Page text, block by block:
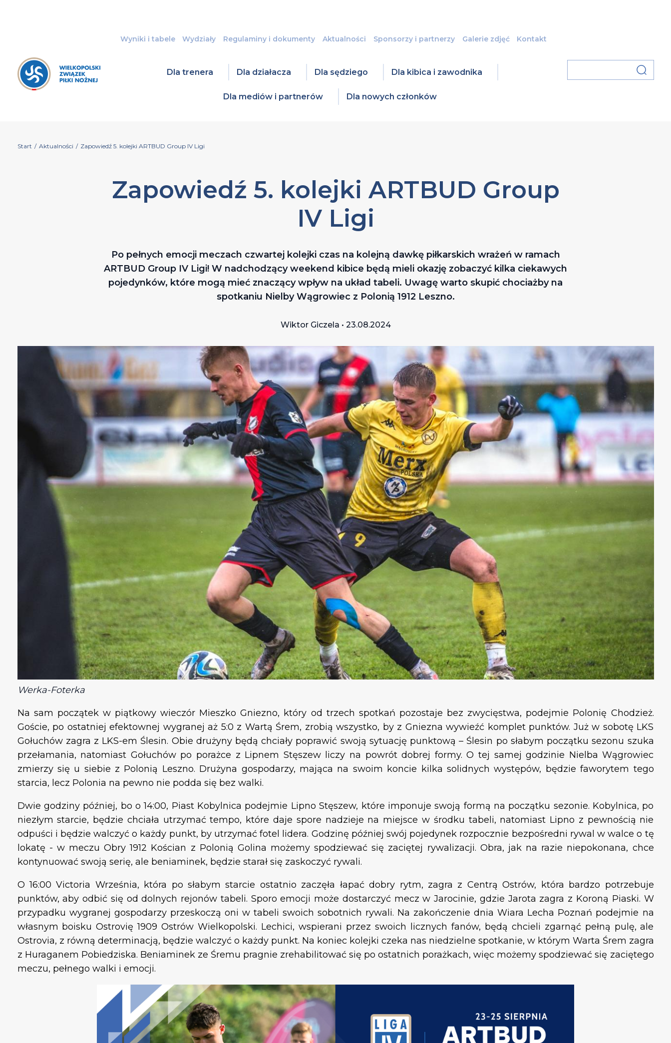
Wyniki i tabele Wydziały Regulaminy i dokumenty Aktualności Sponsorzy i partnerzy Galerie zdjęć Kontakt
Dla trenera Dla działacza Dla sędziego Dla kibica i zawodnika
Dla mediów i partnerów Dla nowych członków
Start / Aktualności / Zapowiedź 5. kolejki ARTBUD Group IV Ligi
Zapowiedź 5. kolejki ARTBUD Group
IV Ligi
Po pełnych emocji meczach czwartej kolejki czas na kolejną dawkę piłkarskich wrażeń w ramach
ARTBUD Group IV Ligi! W nadchodzący weekend kibice będą mieli okazję zobaczyć kilka ciekawych
pojedynków, które mogą mieć znaczący wpływ na układ tabeli. Uwagę warto skupić chociażby na
spotkaniu Nielby Wągrowiec z Polonią 1912 Leszno.
Wiktor Giczela • 23.08.2024
Werka-Foterka
Na sam początek w piątkowy wieczór Mieszko Gniezno, który od trzech spotkań pozostaje bez zwycięstwa, podejmie Polonię Chodzież.
Goście, po ostatniej efektownej wygranej aż 5:0 z Wartą Śrem, zrobią wszystko, by z Gniezna wywieźć komplet punktów. Już w sobotę LKS
Gołuchów zagra z LKS-em Ślesin. Obie drużyny będą chciały poprawić swoją sytuację punktową – Ślesin po słabym początku sezonu szuka
przełamania, natomiast Gołuchów po porażce z Lipnem Stęszew liczy na powrót dobrej formy. O tej samej godzinie Nielba Wągrowiec
zmierzy się u siebie z Polonią Leszno. Drużyna gospodarzy, mająca na swoim koncie kilka solidnych występów, będzie faworytem tego
starcia, lecz Polonia na pewno nie podda się bez walki.
Dwie godziny później, bo o 14:00, Piast Kobylnica podejmie Lipno Stęszew, które imponuje swoją formą na początku sezonie. Kobylnica, po
niezłym starcie, będzie chciała utrzymać tempo, które daje spore nadzieje na miejsce w środku tabeli, natomiast Lipno z pewnością nie
odpuści i będzie walczyć o każdy punkt, by utrzymać fotel lidera. Godzinę później swój pojedynek rozpocznie bezpośredni rywal w walce o tę
lokatę - w meczu Obry 1912 Kościan z Polonią Golina możemy spodziewać się zaciętej rywalizacji. Obra, jak na razie niepokonana, chce
kontynuować swoją serię, ale beniaminek, będzie starał się zaskoczyć rywali.
O 16:00 Victoria Września, która po słabym starcie ostatnio zaczęła łapać dobry rytm, zagra z Centrą Ostrów, która bardzo potrzebuje
punktów, aby odbić się od dolnych rejonów tabeli. Sporo emocji może dostarczyć mecz w Jarocinie, gdzie Jarota zagra z Koroną Piaski. W
przypadku wygranej gospodarzy przeskoczą oni w tabeli swoich sobotnich rywali. Na zakończenie dnia Wiara Lecha Poznań podejmie na
własnym boisku Ostrovię 1909 Ostrów Wielkopolski. Lechici, wspierani przez swoich licznych fanów, będą chcieli zgarnąć pełną pulę, ale
Ostrovia, z równą determinacją, będzie walczyć o każdy punkt. Na koniec kolejki czeka nas niedzielne spotkanie, w którym Warta Śrem zagra
z Huraganem Pobiedziska. Beniaminek ze Śremu pragnie zrehabilitować się po ostatnich porażkach, więc możemy spodziewać się zaciętego
meczu, pełnego walki i emocji.